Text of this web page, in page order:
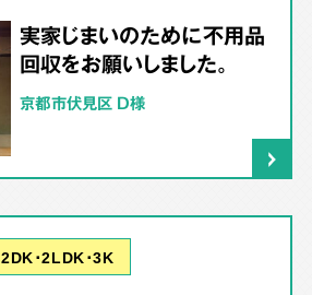
実家じまいのために不用品
回収をお願いしました。
京都市伏見区 D様
2DK･2LDK･3K